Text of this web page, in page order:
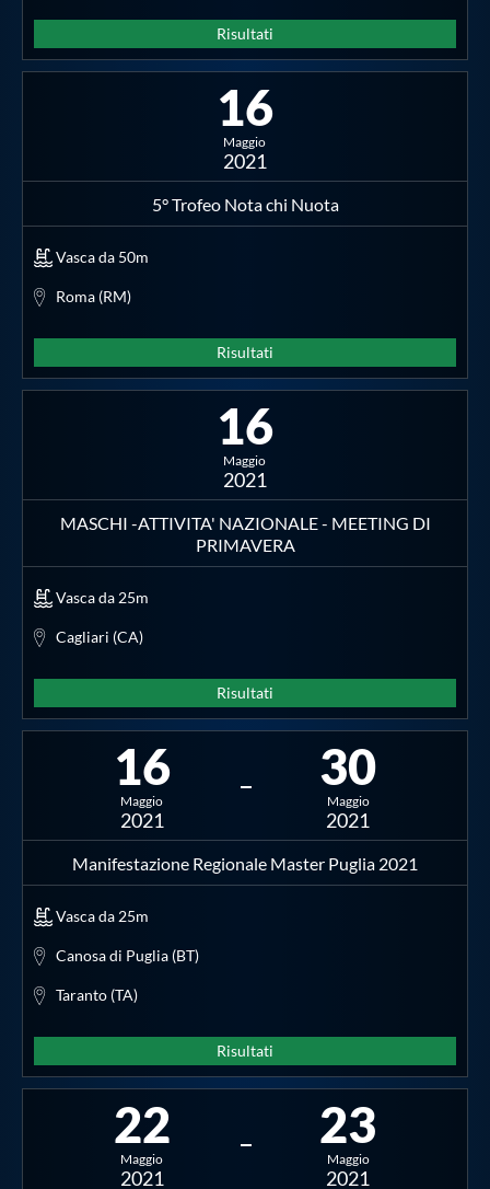
Risultati
16
Maggio
2021
5° Trofeo Nota chi Nuota
Vasca da 50m
Roma (RM)
Risultati
16
Maggio
2021
MASCHI -ATTIVITA' NAZIONALE - MEETING DI
PRIMAVERA
Vasca da 25m
Cagliari (CA)
Risultati
16
Maggio
2021
30
Maggio
2021
Manifestazione Regionale Master Puglia 2021
Vasca da 25m
Canosa di Puglia (BT)
Taranto (TA)
Risultati
22
Maggio
2021
23
Maggio
2021